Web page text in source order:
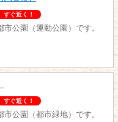
すぐ近く！
公園（運動公園）です。
すぐ近く！
公園（都市緑地）です。